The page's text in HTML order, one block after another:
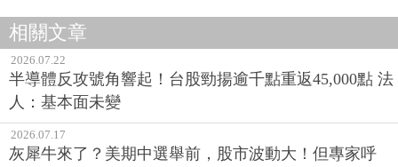
相關文章
2026.07.22
半導體反攻號角響起！台股勁揚逾千點重返45,000點 法
人：基本面未變
2026.07.17
灰犀牛來了？美期中選舉前，股市波動大！但專家呼